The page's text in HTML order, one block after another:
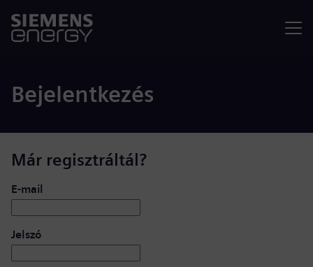
Bejelentkezés
Már regisztráltál?
Bejelentkezés: felhasználó és jelszó
E-mail
Jelszó